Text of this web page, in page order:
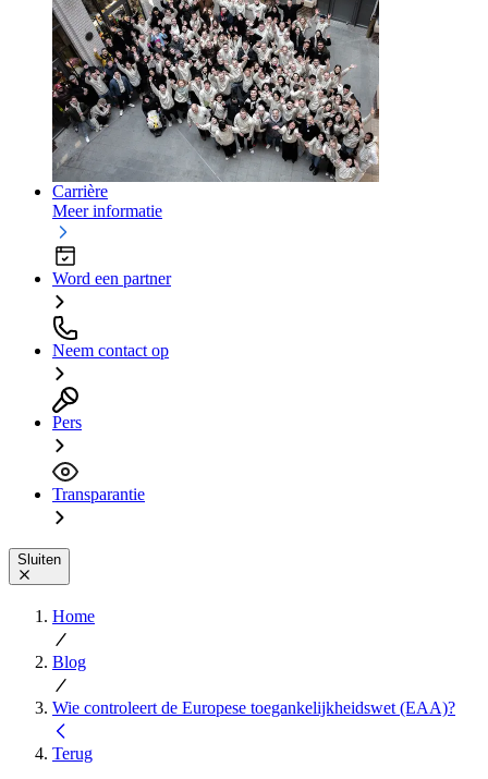
Carrière
Meer informatie
Word een partner
Neem contact op
Pers
Transparantie
Sluiten
Home
Blog
Wie controleert de Europese toegankelijkheidswet (EAA)?
Terug